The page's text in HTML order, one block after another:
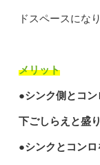
ドスペースにな
メリット
●シンク側とコン
下ごしらえと盛
●シンクとコン